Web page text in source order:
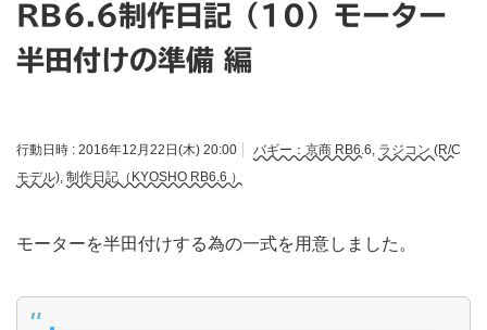
RB6.6制作日記（10）モーター
半田付けの準備 編
行動日時 : 2016年12月22日(木) 20:00 バギー：京商 RB6.6, ラジコン (R/C
モデル), 制作日記（KYOSHO RB6.6 ）
モーターを半田付けする為の一式を用意しました。